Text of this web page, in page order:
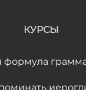
КУРСЫ
формула